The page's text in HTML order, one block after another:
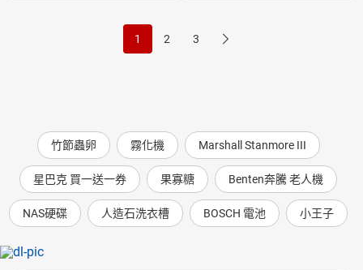
1 2 3
竹節蟲卵 霧化機 Marshall Stanmore III
星巴克 買一送一券 果寡糖 Benten奔騰 老人機
NAS硬碟 人造石洗衣槽 BOSCH 電池 小王子